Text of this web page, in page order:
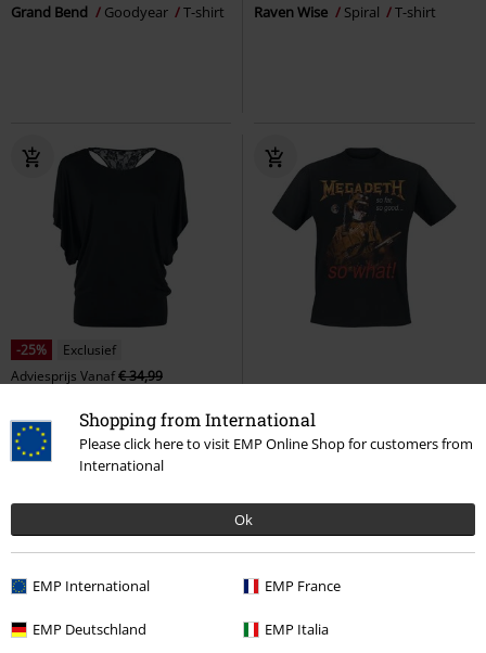
Shopping from International
Please click here to visit EMP Online Shop for customers from
International
Ok
EMP International EMP France
EMP Deutschland EMP Italia
Grand Bend Goodyear T-shirt Raven Wise Spiral T-shirt
-25%
Exclusief
Adviesprijs Vanaf€ 34,99
Lace Back Bat Wings
Gothicana
by EMP
T-shirt
So What Vintage Tracklist
Megadeth
T-shirt